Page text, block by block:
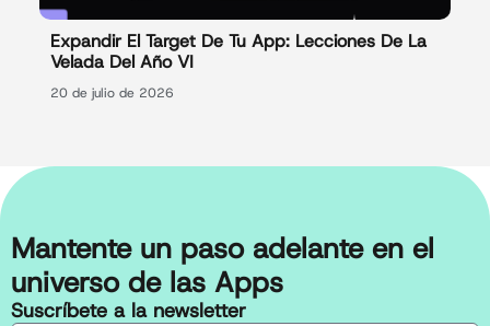
Expandir El Target De Tu App: Lecciones De La
Velada Del Año VI
20 de julio de 2026
Mantente un paso adelante en el
universo de las Apps
Suscríbete a la newsletter